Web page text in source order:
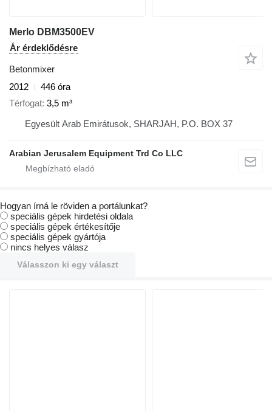
Merlo DBM3500EV
Ár érdeklődésre
Betonmixer
2012
446 óra
Térfogat 3,5 m³
Egyesült Arab Emirátusok, SHARJAH, P.O. BOX 37
Arabian Jerusalem Equipment Trd Co LLC
Hogyan írná le röviden a portálunkat?
speciális gépek hirdetési oldala
speciális gépek értékesítője
speciális gépek gyártója
nincs helyes válasz
Válasszon ki egy választ